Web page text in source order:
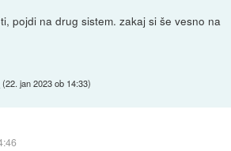
pojdi na drug sistem. zakaj si še vesno na
(22. jan 2023 ob 14:33)